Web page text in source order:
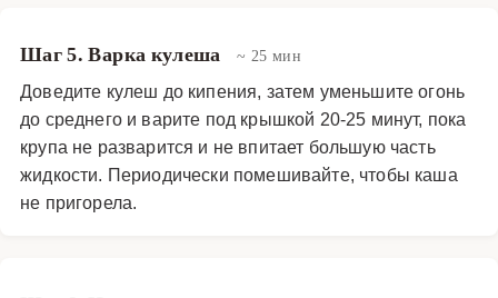
Шаг 5. Варка кулеша ~ 25 мин
Доведите кулеш до кипения, затем уменьшите огонь
до среднего и варите под крышкой 20-25 минут, пока
крупа не разварится и не впитает большую часть
жидкости. Периодически помешивайте, чтобы каша
не пригорела.